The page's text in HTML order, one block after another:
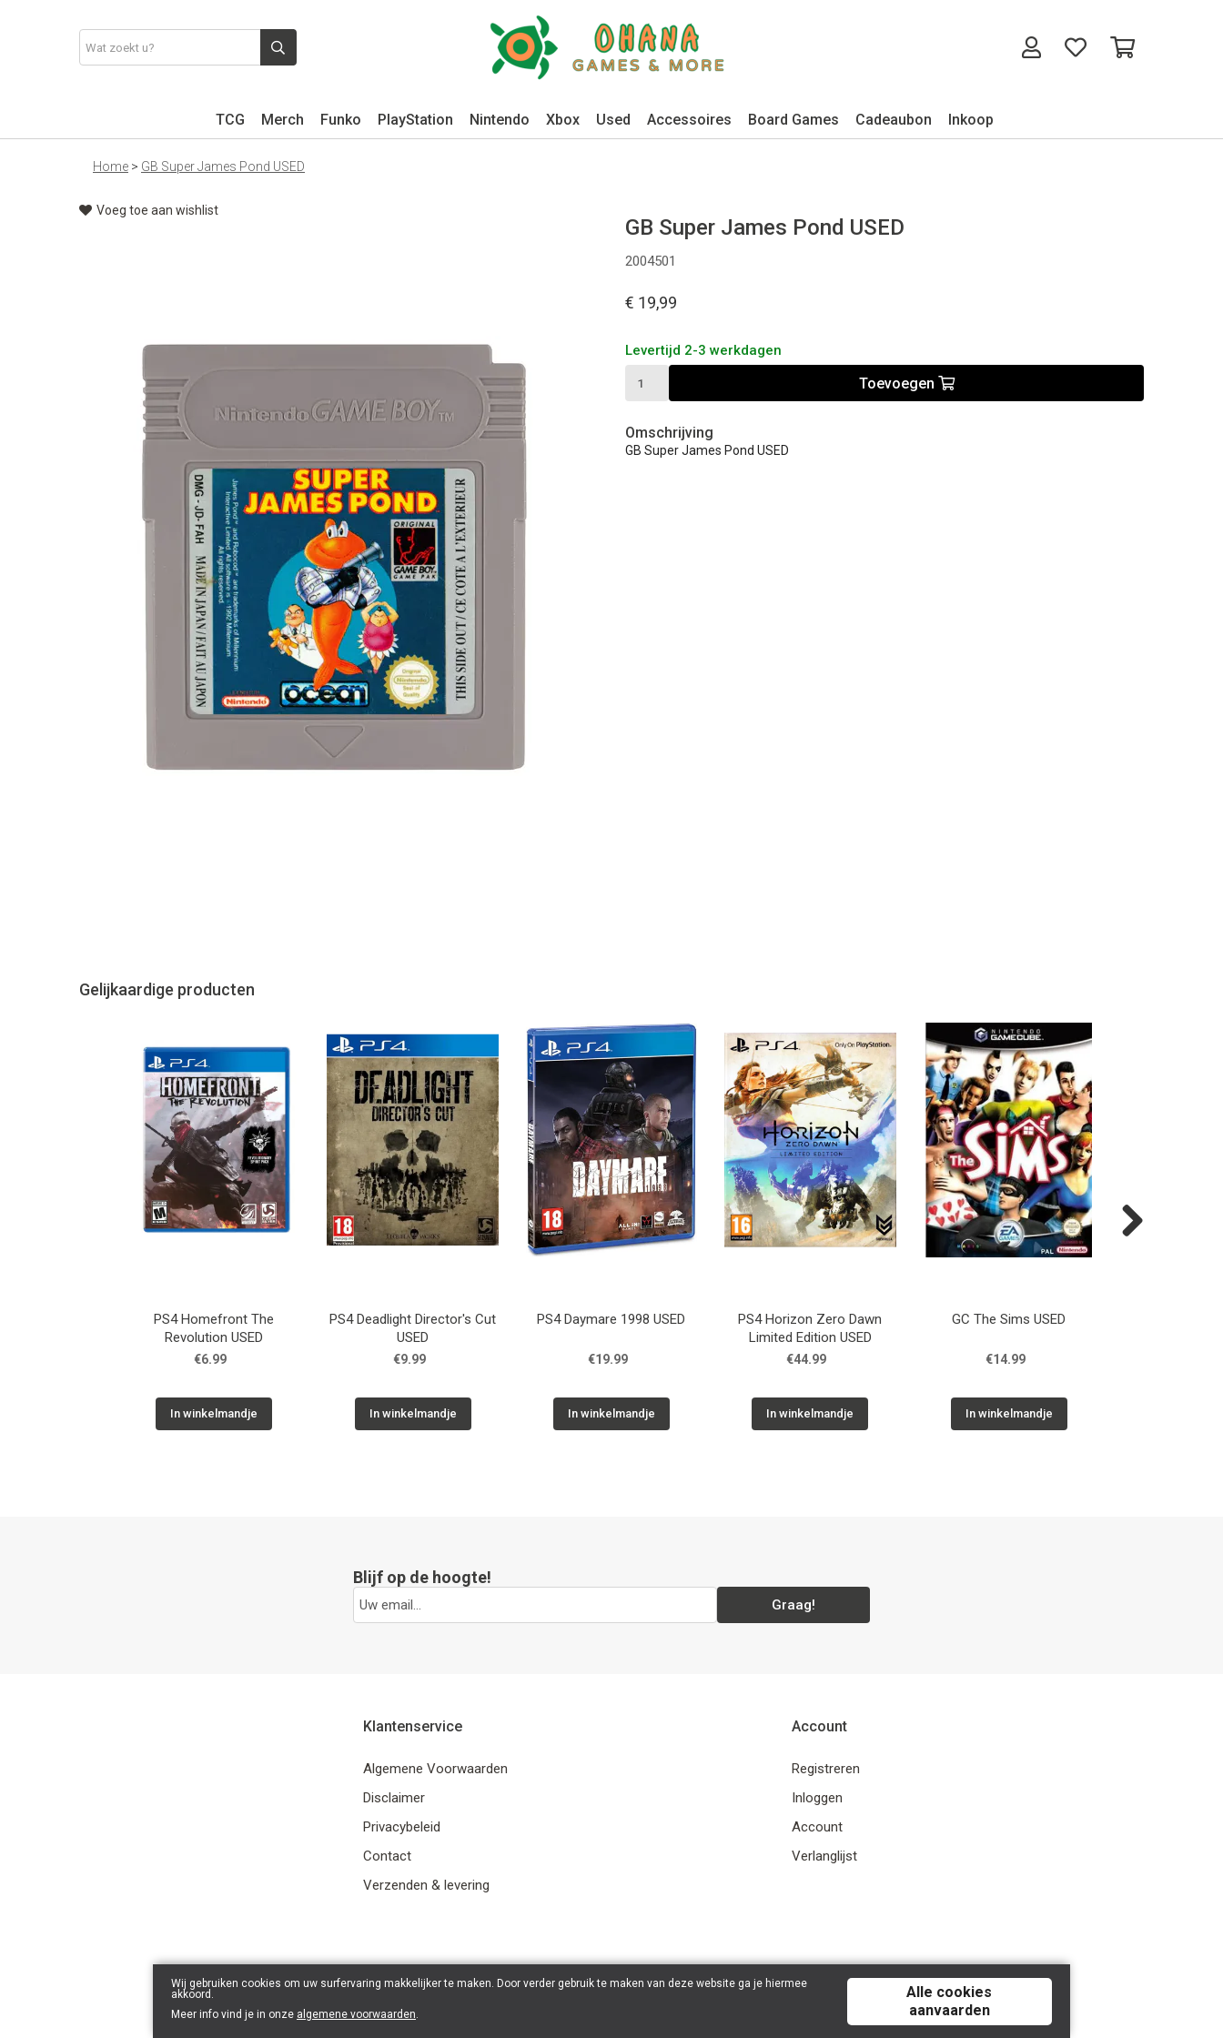
TCG Merch Funko PlayStation Nintendo Xbox Used Accessoires Board Games Cadeaubon Inkoop
Home > GB Super James Pond USED
Voeg toe aan wishlist
GB Super James Pond USED
2004501
€ 19,99
Levertijd 2-3 werkdagen
Toevoegen
Omschrijving
GB Super James Pond USED
Gelijkaardige producten
PS4 Homefront The
Revolution USED
€6.99
In winkelmandje
PS4 Deadlight Director's Cut
USED
€9.99
In winkelmandje
PS4 Daymare 1998 USED
€19.99
In winkelmandje
PS4 Horizon Zero Dawn
Limited Edition USED
€44.99
In winkelmandje
GC The Sims USED
€14.99
In winkelmandje
Blijf op de hoogte!
Graag!
Klantenservice
Algemene Voorwaarden
Disclaimer
Privacybeleid
Contact
Verzenden & levering
Account
Registreren
Inloggen
Account
Verlanglijst
Wij gebruiken cookies om uw surfervaring makkelijker te maken. Door verder gebruik te maken van deze website ga je hiermee
akkoord.
Meer info vind je in onze algemene voorwaarden.
Alle cookies
aanvaarden